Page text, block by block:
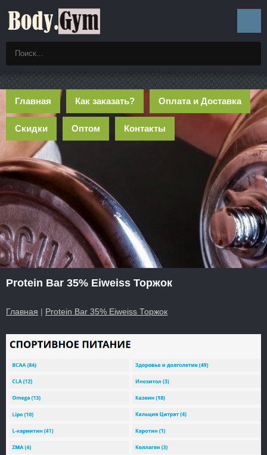
Главная Как заказать? Оплата и Доставка
Скидки Оптом Контакты
Protein Bar 35% Eiweiss Торжок
Главная | Protein Bar 35% Eiweiss Торжок